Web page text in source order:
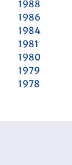
1988
1986
1984
1981
1980
1979
1978